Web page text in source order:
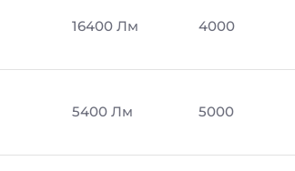
16400 Лм 4000
5400 Лм 5000